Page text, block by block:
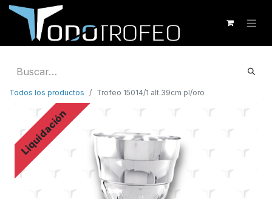
Todos los productos Trofeo 15014/1 alt.39cm pl/oro
Liquidación